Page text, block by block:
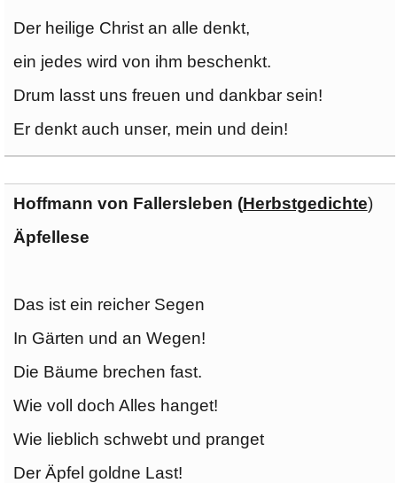
Der heilige Christ an alle denkt,
ein jedes wird von ihm beschenkt.
Drum lasst uns freuen und dankbar sein!
Er denkt auch unser, mein und dein!
Hoffmann von Fallersleben (Herbstgedichte)
Äpfellese
Das ist ein reicher Segen
In Gärten und an Wegen!
Die Bäume brechen fast.
Wie voll doch Alles hanget!
Wie lieblich schwebt und pranget
Der Äpfel goldne Last!